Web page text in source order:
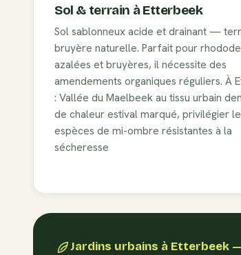
Sol & terrain à Etterbeek
Sol sablonneux acide et drainant —
bruyère naturelle. Parfait pour
azalées et bruyères, il nécessite des
amendements organiques réguliers. À
: Vallée du Maelbeek au tissu urbain
de chaleur estival marqué, privilégier
espèces de mi-ombre résistantes à la
sécheresse
Jardins urbains à Etterbeek